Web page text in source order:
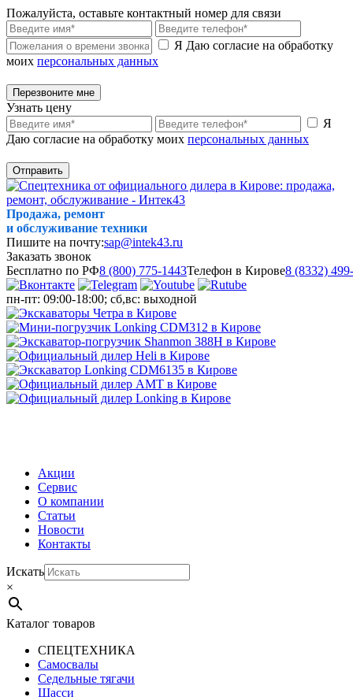
Пожалуйста, оставьте контактный номер для связи
Я Даю согласие на обработку
моих персональных данных
Перезвоните мне
Узнать цену
Я
Даю согласие на обработку моих персональных данных
Отправить
Продажа, ремонт
и обслуживание техники
Пишите на почту:sap@intek43.ru
Заказать звонок
Бесплатно по РФ8 (800) 775-1443Телефон в Кирове8 (8332)
пн-пт: 09:00-18:00; сб,вс: выходной
Акции
Сервис
О компании
Статьи
Новости
Контакты
Искать
×
Каталог товаров
СПЕЦТЕХНИКА
Самосвалы
Седельные тягачи
Шасси